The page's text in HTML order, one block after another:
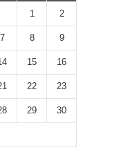
1 2
7 8 9
15 16
22 23
29 30